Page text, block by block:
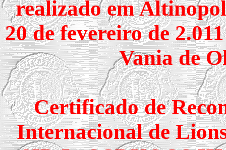
realizado em
20 de fevereiro de
Vania de
Certificado de
Internacional de